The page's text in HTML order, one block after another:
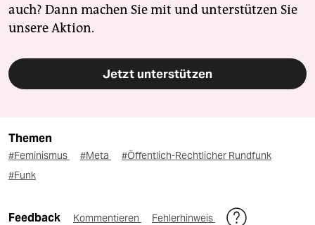
auch? Dann machen Sie mit und unterstützen Sie
unsere Aktion.
Jetzt unterstützen
Themen
#Feminismus #Meta
#Öffentlich-Rechtlicher Rundfunk
#Funk
Feedback Kommentieren Fehlerhinweis